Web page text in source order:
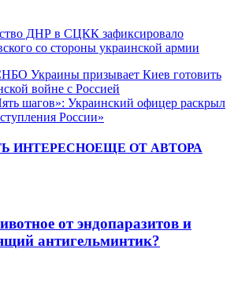
ДНР в СЦКК зафиксировало
со стороны украинской армии
Украины призывает Киев готовить
войне с Россией
шагов»: Украинский офицер раскрыл
России»
ИНТЕРЕСНОЕЩЕ ОТ АВТОРА
от эндопаразитов и
антигельминтик?